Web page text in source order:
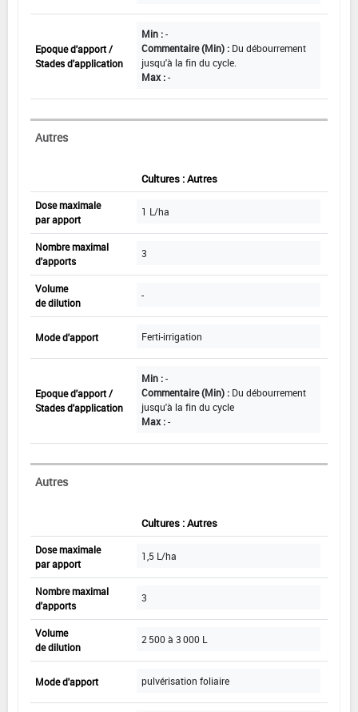
Epoque d'apport /
Stades d'application
Min :-
Commentaire (Min) : Du débourrement
jusqu'à la fin du cycle.
Max :-
Autres
Cultures : Autres
Dose maximale
par apport
1 L/ha
Nombre maximal
d'apports
3
Volume
de dilution
-
Mode d'apport Ferti-irrigation
Epoque d'apport /
Stades d'application
Min :-
Commentaire (Min) : Du débourrement
jusqu'à la fin du cycle
Max :-
Autres
Cultures : Autres
Dose maximale
par apport
1,5 L/ha
Nombre maximal
d'apports
3
Volume
de dilution
2 500 à 3 000 L
Mode d'apport pulvérisation foliaire